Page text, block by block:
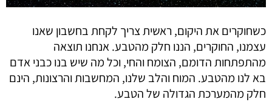
כשחוקרים את היקום, ראשית צריך לקחת בחשבון שאנו
עצמנו, החוקרים, הננו חלק מהטבע. אנחנו תוצאה
מהתפתחות הדומם, הצומח והחי, וכל מה שיש בנו כבני אדם
בא לנו מהטבע. המוח והלב שלנו, המחשבות והרצונות, הינם
חלק מהמערכת הגדולה של הטבע.